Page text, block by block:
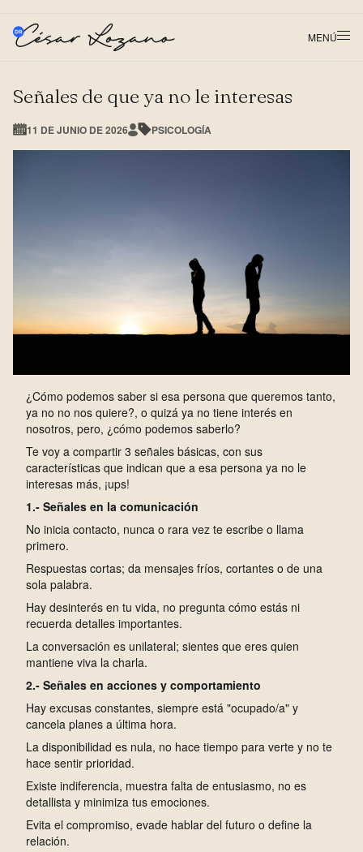
MENÚ
Señales de que ya no le interesas
11 DE JUNIO DE 2026 PSICOLOGÍA
¿Cómo podemos saber si esa persona que queremos tanto,
ya no no nos quiere?, o quizá ya no tiene interés en
nosotros, pero, ¿cómo podemos saberlo?
Te voy a compartir 3 señales básicas, con sus
características que indican que a esa persona ya no le
interesas más, ¡ups!
1.- Señales en la comunicación
No inicia contacto, nunca o rara vez te escribe o llama
primero.
Respuestas cortas; da mensajes fríos, cortantes o de una
sola palabra.
Hay desinterés en tu vida, no pregunta cómo estás ni
recuerda detalles importantes.
La conversación es unilateral; sientes que eres quien
mantiene viva la charla.
2.- Señales en acciones y comportamiento
Hay excusas constantes, siempre está "ocupado/a" y
cancela planes a última hora.
La disponibilidad es nula, no hace tiempo para verte y no te
hace sentir prioridad.
Existe indiferencia, muestra falta de entusiasmo, no es
detallista y minimiza tus emociones.
Evita el compromiso, evade hablar del futuro o define la
relación.